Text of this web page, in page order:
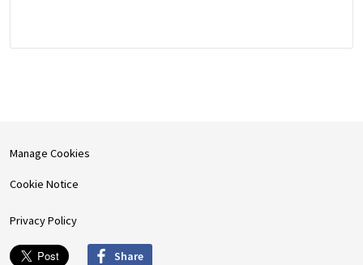
Manage Cookies
Cookie Notice
Privacy Policy
Share